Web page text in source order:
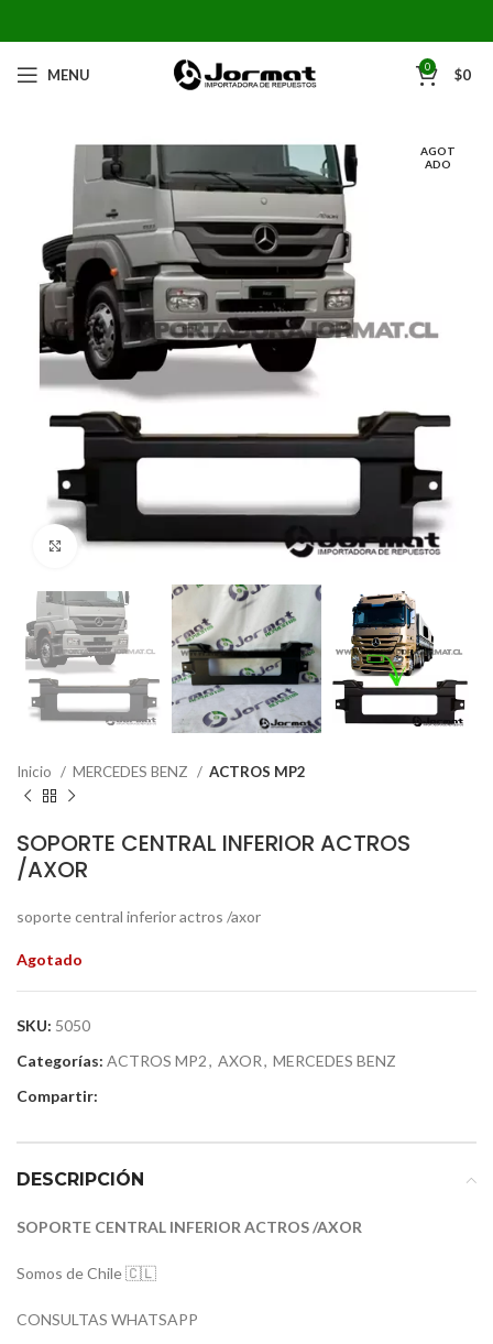
MENU 0 $0
AGOT
ADO
Click to enlarge
Inicio MERCEDES BENZ ACTROS MP2
SOPORTE CENTRAL INFERIOR ACTROS
/AXOR
soporte central inferior actros /axor
Agotado
SKU: 5050
Categorías: ACTROS MP2, AXOR, MERCEDES BENZ
Compartir:
DESCRIPCIÓN
SOPORTE CENTRAL INFERIOR ACTROS /AXOR
Somos de Chile 🇨🇱
CONSULTAS WHATSAPP